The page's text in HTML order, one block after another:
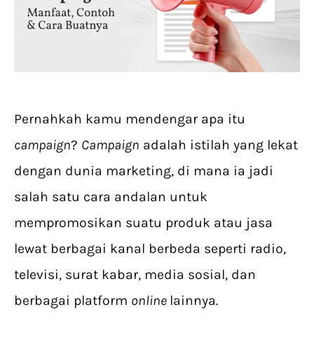
Pernahkah kamu mendengar apa itu
campaign? Campaign adalah istilah yang lekat
dengan dunia marketing, di mana ia jadi
salah satu cara andalan untuk
mempromosikan suatu produk atau jasa
lewat berbagai kanal berbeda seperti radio,
televisi, surat kabar, media sosial, dan
berbagai platform online lainnya.